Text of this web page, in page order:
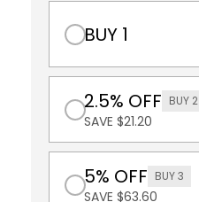
BUY 1
2.5% OFF BUY 2
SAVE $21.20
5% OFF BUY 3
SAVE $63.60